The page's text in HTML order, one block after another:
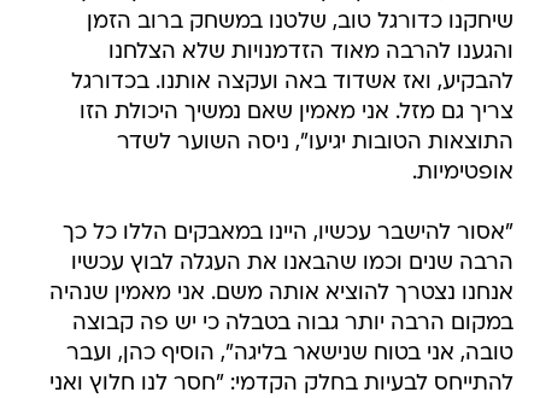
שיחקנו כדורגל טוב, שלטנו במשחק ברוב הזמן
והגענו להרבה מאוד הזדמנויות שלא הצלחנו
להבקיע, ואז אשדוד באה ועקצה אותנו. בכדורגל
צריך גם מזל. אני מאמין שאם נמשיך היכולת הזו
התוצאות הטובות יגיעו", ניסה השוער לשדר
אופטימיות.
"אסור להישבר עכשיו, היינו במאבקים הללו כל כך
הרבה שנים וכמו שהבאנו את העגלה לבוץ עכשיו
אנחנו נצטרך להוציא אותה משם. אני מאמין שנהיה
במקום הרבה יותר גבוה בטבלה כי יש פה קבוצה
טובה, אני בטוח שנישאר בליגה", הוסיף כהן, ועבר
להתייחס לבעיות בחלק הקדמי: "חסר לנו חלוץ ואני